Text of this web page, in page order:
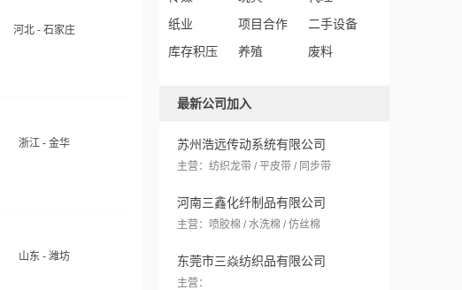
河北 - 石家庄
浙江 - 金华
山东 - 潍坊
纸业
项目合作
二手设备
库存积压
养殖 废料
最新公司加入
苏州浩远传动系统有限公司
主营：纺织龙带 / 平皮带 / 同步带
河南三鑫化纤制品有限公司
主营：喷胶棉 / 水洗棉 / 仿丝棉
东莞市三焱纺织品有限公司
主营：